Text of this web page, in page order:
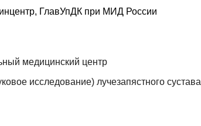
медицинский центр
исследование) лучезапястного сустава